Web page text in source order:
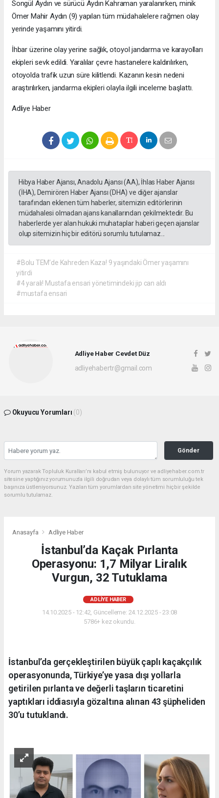
Songül Aydın ve sürücü Aydın Kahraman yaralanırken, minik
Ömer Mahir Aydın (9) yapılan tüm müdahalelere rağmen olay
yerinde yaşamını yitirdi.
İhbar üzerine olay yerine sağlık, otoyol jandarma ve karayolları
ekipleri sevk edildi. Yaralılar çevre hastanelere kaldırılırken,
otoyolda trafik uzun süre kilitlendi. Kazanın kesin nedeni
araştırılırken, jandarma ekipleri olayla ilgili inceleme başlattı.
Adliye Haber
Hibya Haber Ajansı, Anadolu Ajansı (AA), İhlas Haber Ajansı
(İHA), Demirören Haber Ajansı (DHA) ve diğer ajanslar
tarafından eklenen tüm haberler, sitemizin editörlerinin
müdahalesi olmadan ajans kanallarından çekilmektedir. Bu
haberlerde yer alan hukuki muhataplar haberi geçen ajanslar
olup sitemizin hiç bir editörü sorumlu tutulamaz...
#Bolu TEM’de Kahreden Kaza! 9 yaşındaki Ömer yaşamını
yitirdi
#4 yaralı! Mustafa ensari yönetimindeki jip can aldı
#mustafa ensari
Adliye Haber Cevdet Düz
adliyehabertr@gmail.com
Okuyucu Yorumları (0)
Gönder
Yorum yazarak Topluluk Kuralları’nı kabul etmiş bulunuyor ve adliyehaber.com.tr
sitesine yaptığınız yorumunuzla ilgili doğrudan veya dolaylı tüm sorumluluğu tek
başınıza üstleniyorsunuz. Yazılan tüm yorumlardan site yönetimi hiçbir şekilde
sorumlu tutulamaz.
Anasayfa Adliye Haber
İstanbul’da Kaçak Pırlanta
Operasyonu: 1,7 Milyar Liralık
Vurgun, 32 Tutuklama
ADLIYE HABER
14.10.2025 - 12:42, Güncelleme: 24.12.2025 - 23:08
5786+ kez okundu.
İstanbul’da gerçekleştirilen büyük çaplı kaçakçılık
operasyonunda, Türkiye’ye yasa dışı yollarla
getirilen pırlanta ve değerli taşların ticaretini
yaptıkları iddiasıyla gözaltına alınan 43 şüpheliden
30’u tutuklandı.